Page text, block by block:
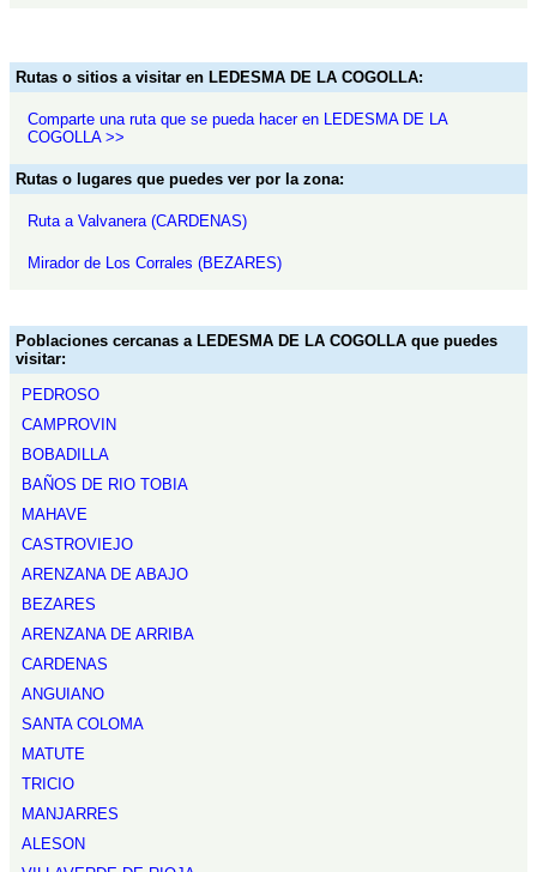
Rutas o sitios a visitar en LEDESMA DE LA COGOLLA:
Comparte una ruta que se pueda hacer en LEDESMA DE LA
COGOLLA >>
Rutas o lugares que puedes ver por la zona:
Ruta a Valvanera (CARDENAS)
Mirador de Los Corrales (BEZARES)
Poblaciones cercanas a LEDESMA DE LA COGOLLA que puedes
visitar:
PEDROSO
CAMPROVIN
BOBADILLA
BAÑOS DE RIO TOBIA
MAHAVE
CASTROVIEJO
ARENZANA DE ABAJO
BEZARES
ARENZANA DE ARRIBA
CARDENAS
ANGUIANO
SANTA COLOMA
MATUTE
TRICIO
MANJARRES
ALESON